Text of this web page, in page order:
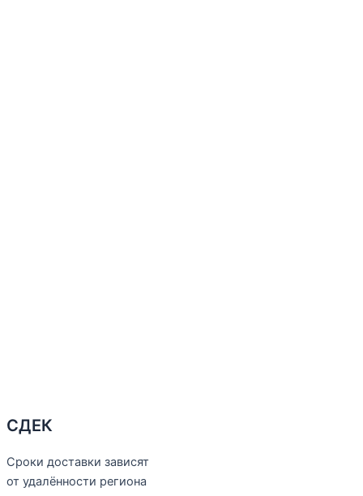
СДЕК
Сроки доставки зависят
от удалённости региона